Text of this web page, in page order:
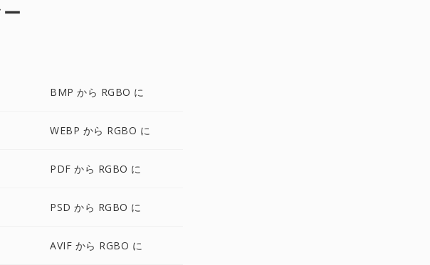
BMP から RGBO に
WEBP から RGBO に
PDF から RGBO に
PSD から RGBO に
AVIF から RGBO に